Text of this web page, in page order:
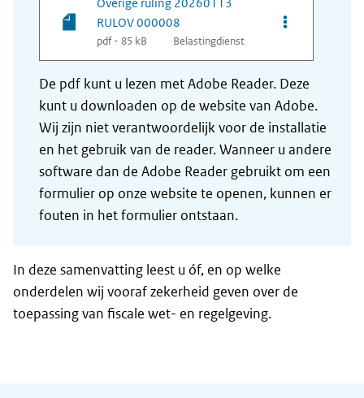
RULOV 000008
pdf - 85 kB Belastingdienst
Opties van
De pdf kunt u lezen met Adobe Reader. Deze
kunt u downloaden op de website van Adobe.
Wij zijn niet verantwoordelijk voor de installatie
en het gebruik van de reader. Wanneer u andere
software dan de Adobe Reader gebruikt om een
formulier op onze website te openen, kunnen er
fouten in het formulier ontstaan.
In deze samenvatting leest u óf, en op welke
onderdelen wij vooraf zekerheid geven over de
toepassing van fiscale wet- en regelgeving.